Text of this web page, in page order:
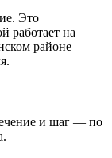
Это
работает на
районе
и шаг — по